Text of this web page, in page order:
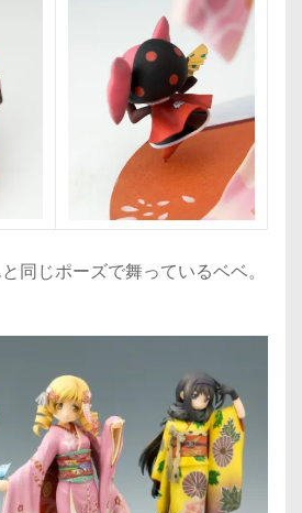
同じポーズで舞っているベベ。